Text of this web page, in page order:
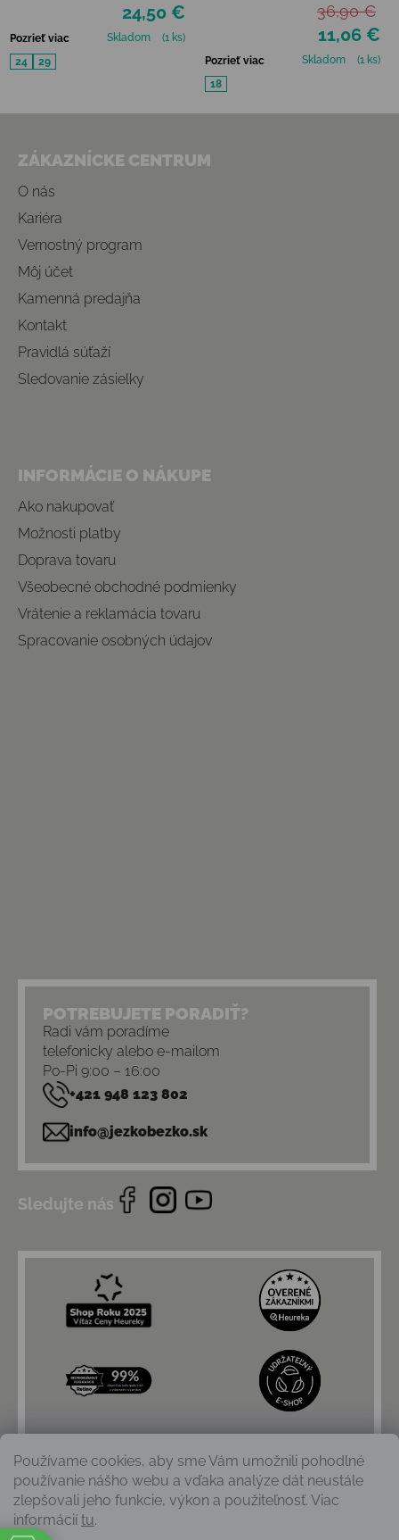
Používame cookies, aby sme Vám umožnili pohodlné
používanie nášho webu a vďaka analýze dát neustále
zlepšovali jeho funkcie, výkon a použiteľnosť. Viac
informácií tu.
24,50 €
Pozrieť viac Skladom
(1 ks)
24
29
11,06 €
36,90 €
Pozrieť viac Skladom
(1 ks)
18
ZÁKAZNÍCKE CENTRUM
O nás
Kariéra
Vernostný program
Môj účet
Kamenná predajňa
Kontakt
Pravidlá súťaží
Sledovanie zásielky
INFORMÁCIE O NÁKUPE
Ako nakupovať
Možnosti platby
Doprava tovaru
Všeobecné obchodné podmienky
Vrátenie a reklamácia tovaru
Spracovanie osobných údajov
POTREBUJETE PORADIŤ?
Radi vám poradíme
telefonicky alebo e-mailom
Po-Pi 9:00 – 16:00
+421 948 123 802
info@jezkobezko.sk
Sledujte nás